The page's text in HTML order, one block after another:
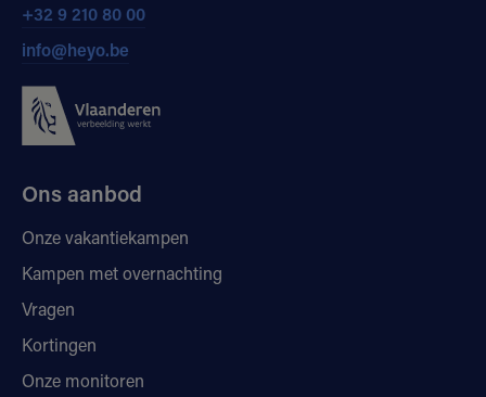
+32 9 210 80 00
info@heyo.be
Ons aanbod
Onze vakantiekampen
Kampen met overnachting
Vragen
Kortingen
Onze monitoren